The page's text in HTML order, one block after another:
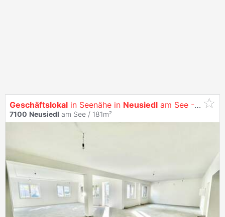
Geschäftslokal in Seenähe in Neusiedl am See - Erstbezug nach Generalsanierung
7100 Neusiedl am See / 181m²